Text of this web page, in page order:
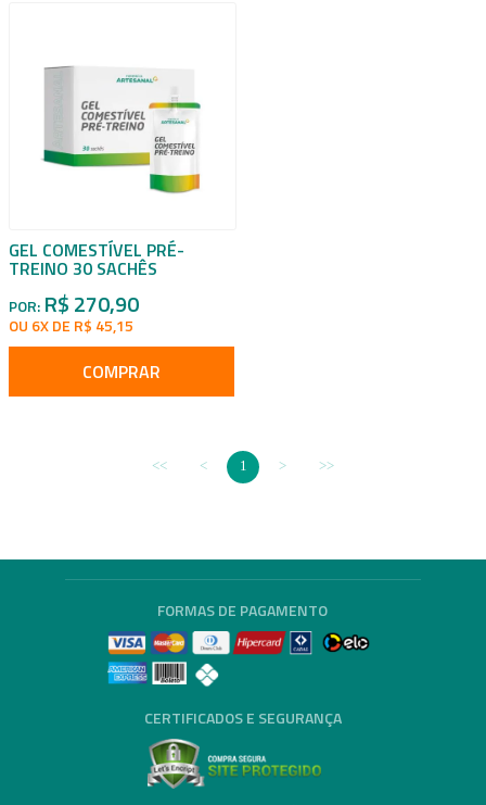
GEL COMESTÍVEL PRÉ-
TREINO 30 SACHÊS
POR: R$ 270,90
OU 6X DE R$ 45,15
COMPRAR
1
FORMAS DE PAGAMENTO
CERTIFICADOS E SEGURANÇA